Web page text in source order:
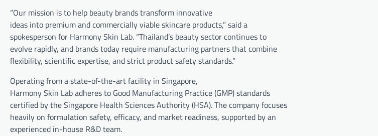
“Our mission is to help beauty brands transform innovative
ideas into premium and commercially viable skincare products,” said a
spokesperson for Harmony Skin Lab. “Thailand’s beauty sector continues to
evolve rapidly, and brands today require manufacturing partners that combine
flexibility, scientific expertise, and strict product safety standards.”
Operating from a state-of-the-art facility in Singapore,
Harmony Skin Lab adheres to Good Manufacturing Practice (GMP) standards
certified by the Singapore Health Sciences Authority (HSA). The company focuses
heavily on formulation safety, efficacy, and market readiness, supported by an
experienced in-house R&D team.